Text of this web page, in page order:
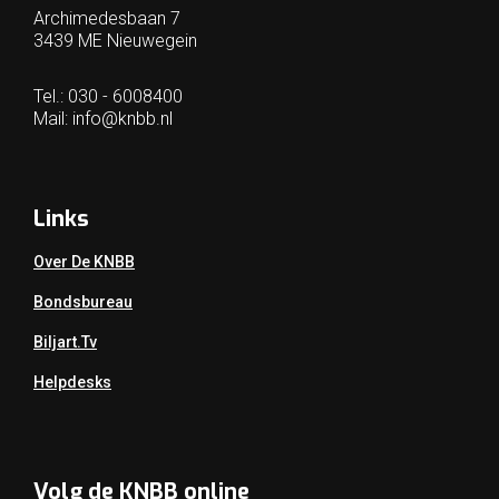
Archimedesbaan 7
3439 ME Nieuwegein
Tel.: 030 - 6008400
Mail: info@knbb.nl
Links
Over De KNBB
Bondsbureau
Biljart.tv
Helpdesks
Volg de KNBB online